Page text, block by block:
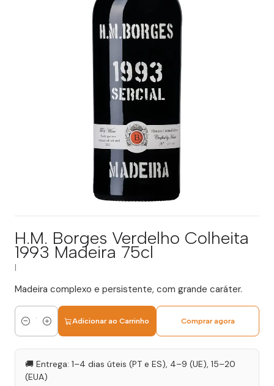
H.M. Borges Verdelho Colheita
1993 Madeira 75cl
Madeira complexo e persistente, com grande caráter.
Quantidade
Adicionar ao Carrinho Comprar agora
🚚 Entrega: 1–4 dias úteis (PT e ES), 4–9 (UE), 15–20
(EUA)